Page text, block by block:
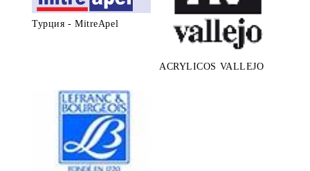
Турция - MitreApel
ACRYLICOS VALLEJO